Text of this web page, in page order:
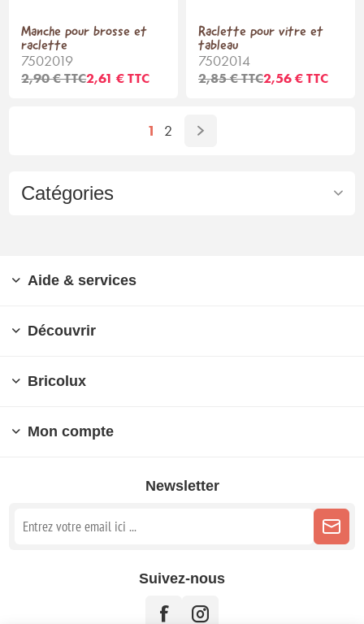
Catégories
Manche pour brosse et
raclette
7502019
2,90 € TTC2,61 € TTC
Raclette pour vitre et
tableau
7502014
2,85 € TTC2,56 € TTC
1 2
Aide & services
Découvrir
Bricolux
Mon compte
Newsletter
Suivez-nous